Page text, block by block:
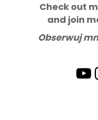
Check out
and join
Obserwuj
YouTube